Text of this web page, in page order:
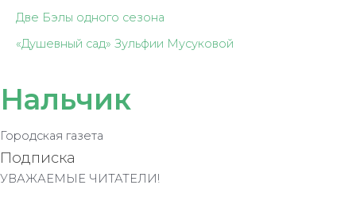
Две Бэлы одного сезона
«Душевный сад» Зульфии Мусуковой
Нальчик
Городская газета
Подписка
УВАЖАЕМЫЕ ЧИТАТЕЛИ!